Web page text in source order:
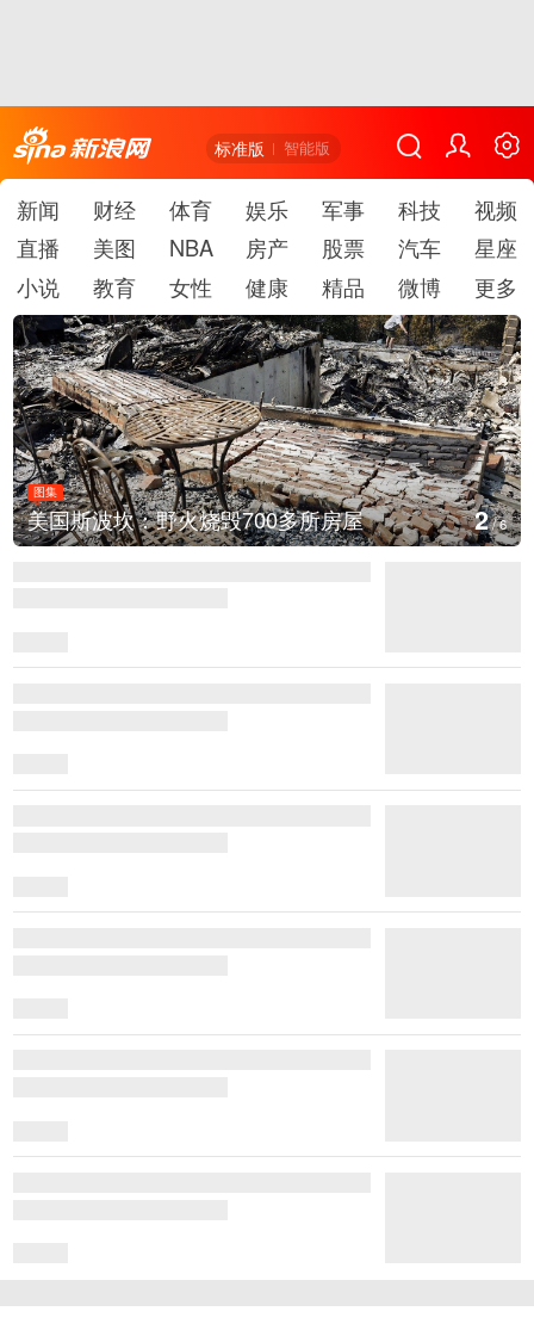
标准版 智能版
新闻 财经 体育 娱乐 军事 科技
视频
直播
美图 NBA 房产 股票 汽车
星座
小说
教育 女性 健康 精品 微博 更多
图集
美国斯波坎：野火烧毁700多所房屋 2/6